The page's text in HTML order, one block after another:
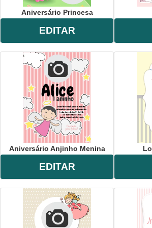
Aniversário Princesa
EDITAR
Aniversário Anjinho Menina
EDITAR